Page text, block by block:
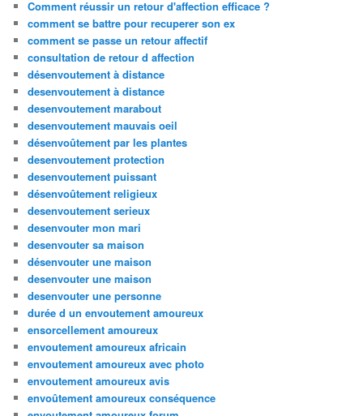
Comment réussir un retour d'affection efficace ?
comment se battre pour recuperer son ex
comment se passe un retour affectif
consultation de retour d affection
désenvoutement à distance
desenvoutement à distance
desenvoutement marabout
desenvoutement mauvais oeil
désenvoûtement par les plantes
desenvoutement protection
desenvoutement puissant
désenvoûtement religieux
desenvoutement serieux
desenvouter mon mari
desenvouter sa maison
désenvouter une maison
desenvouter une maison
desenvouter une personne
durée d un envoutement amoureux
ensorcellement amoureux
envoutement amoureux africain
envoutement amoureux avec photo
envoutement amoureux avis
envoûtement amoureux conséquence